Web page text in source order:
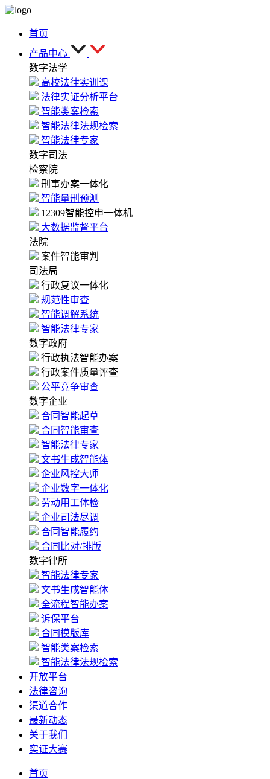
首页
产品中心
数字法学
高校法律实训课
法律实证分析平台
智能类案检索
智能法律法规检索
智能法律专家
数字司法
检察院
刑事办案一体化
智能量刑预测
12309智能控申一体机
大数据监督平台
法院
案件智能审判
司法局
行政复议一体化
规范性审查
智能调解系统
智能法律专家
数字政府
行政执法智能办案
行政案件质量评查
公平竞争审查
数字企业
合同智能起草
合同智能审查
智能法律专家
文书生成智能体
企业风控大师
企业数字一体化
劳动用工体检
企业司法尽调
合同智能履约
合同比对/排版
数字律所
智能法律专家
文书生成智能体
全流程智能办案
诉保平台
合同模版库
智能类案检索
智能法律法规检索
开放平台
法律咨询
渠道合作
最新动态
关于我们
实证大赛
首页